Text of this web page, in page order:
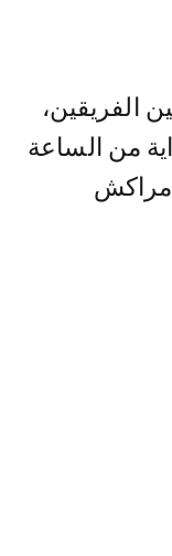
الفريقين،
من الساعة
مراكش